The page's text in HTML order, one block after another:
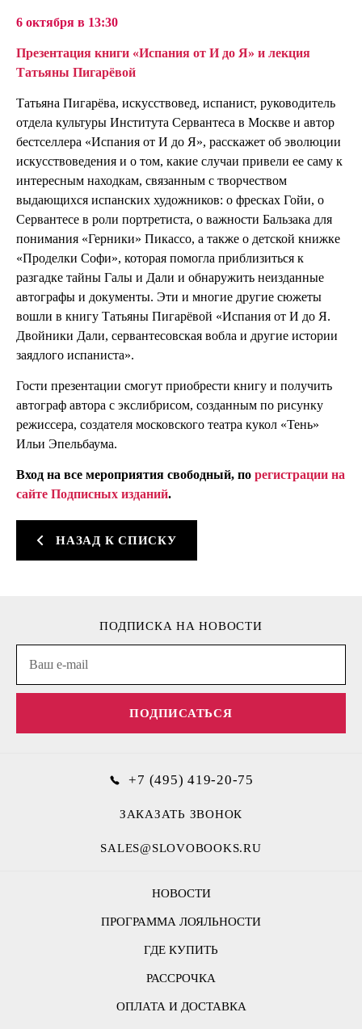
6 октября в 13:30
Презентация книги «Испания от И до Я» и лекция
Татьяны Пигарёвой
Татьяна Пигарёва, искусствовед, испанист, руководитель
отдела культуры Института Сервантеса в Москве и автор
бестселлера «Испания от И до Я», расскажет об эволюции
искусствоведения и о том, какие случаи привели ее саму к
интересным находкам, связанным с творчеством
выдающихся испанских художников: о фресках Гойи, о
Сервантесе в роли портретиста, о важности Бальзака для
понимания «Герники» Пикассо, а также о детской книжке
«Проделки Софи», которая помогла приблизиться к
разгадке тайны Галы и Дали и обнаружить неизданные
автографы и документы. Эти и многие другие сюжеты
вошли в книгу Татьяны Пигарёвой «Испания от И до Я.
Двойники Дали, сервантесовская вобла и другие истории
заядлого испаниста».
Гости презентации смогут приобрести книгу и получить
автограф автора с экслибрисом, созданным по рисунку
режиссера, создателя московского театра кукол «Тень»
Ильи Эпельбаума.
Вход на все мероприятия свободный, по регистрации на
сайте Подписных изданий.
НАЗАД К СПИСКУ
НОВОСТИ
ПРОГРАММА ЛОЯЛЬНОСТИ
ГДЕ КУПИТЬ
РАССРОЧКА
ОПЛАТА И ДОСТАВКА
ПОДПИСКА НА НОВОСТИ
ПОДПИСАТЬСЯ
+7 (495) 419-20-75
ЗАКАЗАТЬ ЗВОНОК
SALES@SLOVOBOOKS.RU